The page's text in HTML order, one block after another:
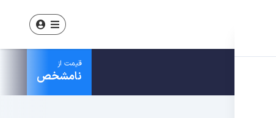
قیمت از
نامشخص